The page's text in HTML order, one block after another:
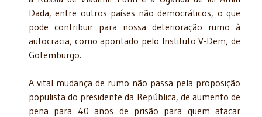
Dada, entre outros países não democráticos, o que
pode contribuir para nossa deterioração rumo à
autocracia, como apontado pelo Instituto V-Dem, de
Gotemburgo.
A vital mudança de rumo não passa pela proposição
populista do presidente da República, de aumento de
pena para 40 anos de prisão para quem atacar